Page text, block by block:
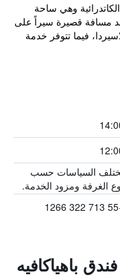
وهي ساحة
مسافة قصيرة سيراً على
فيما تتوفر خدمة
السياسات حسب
الغرفة ومزود الخدمة.
باهياكافيه